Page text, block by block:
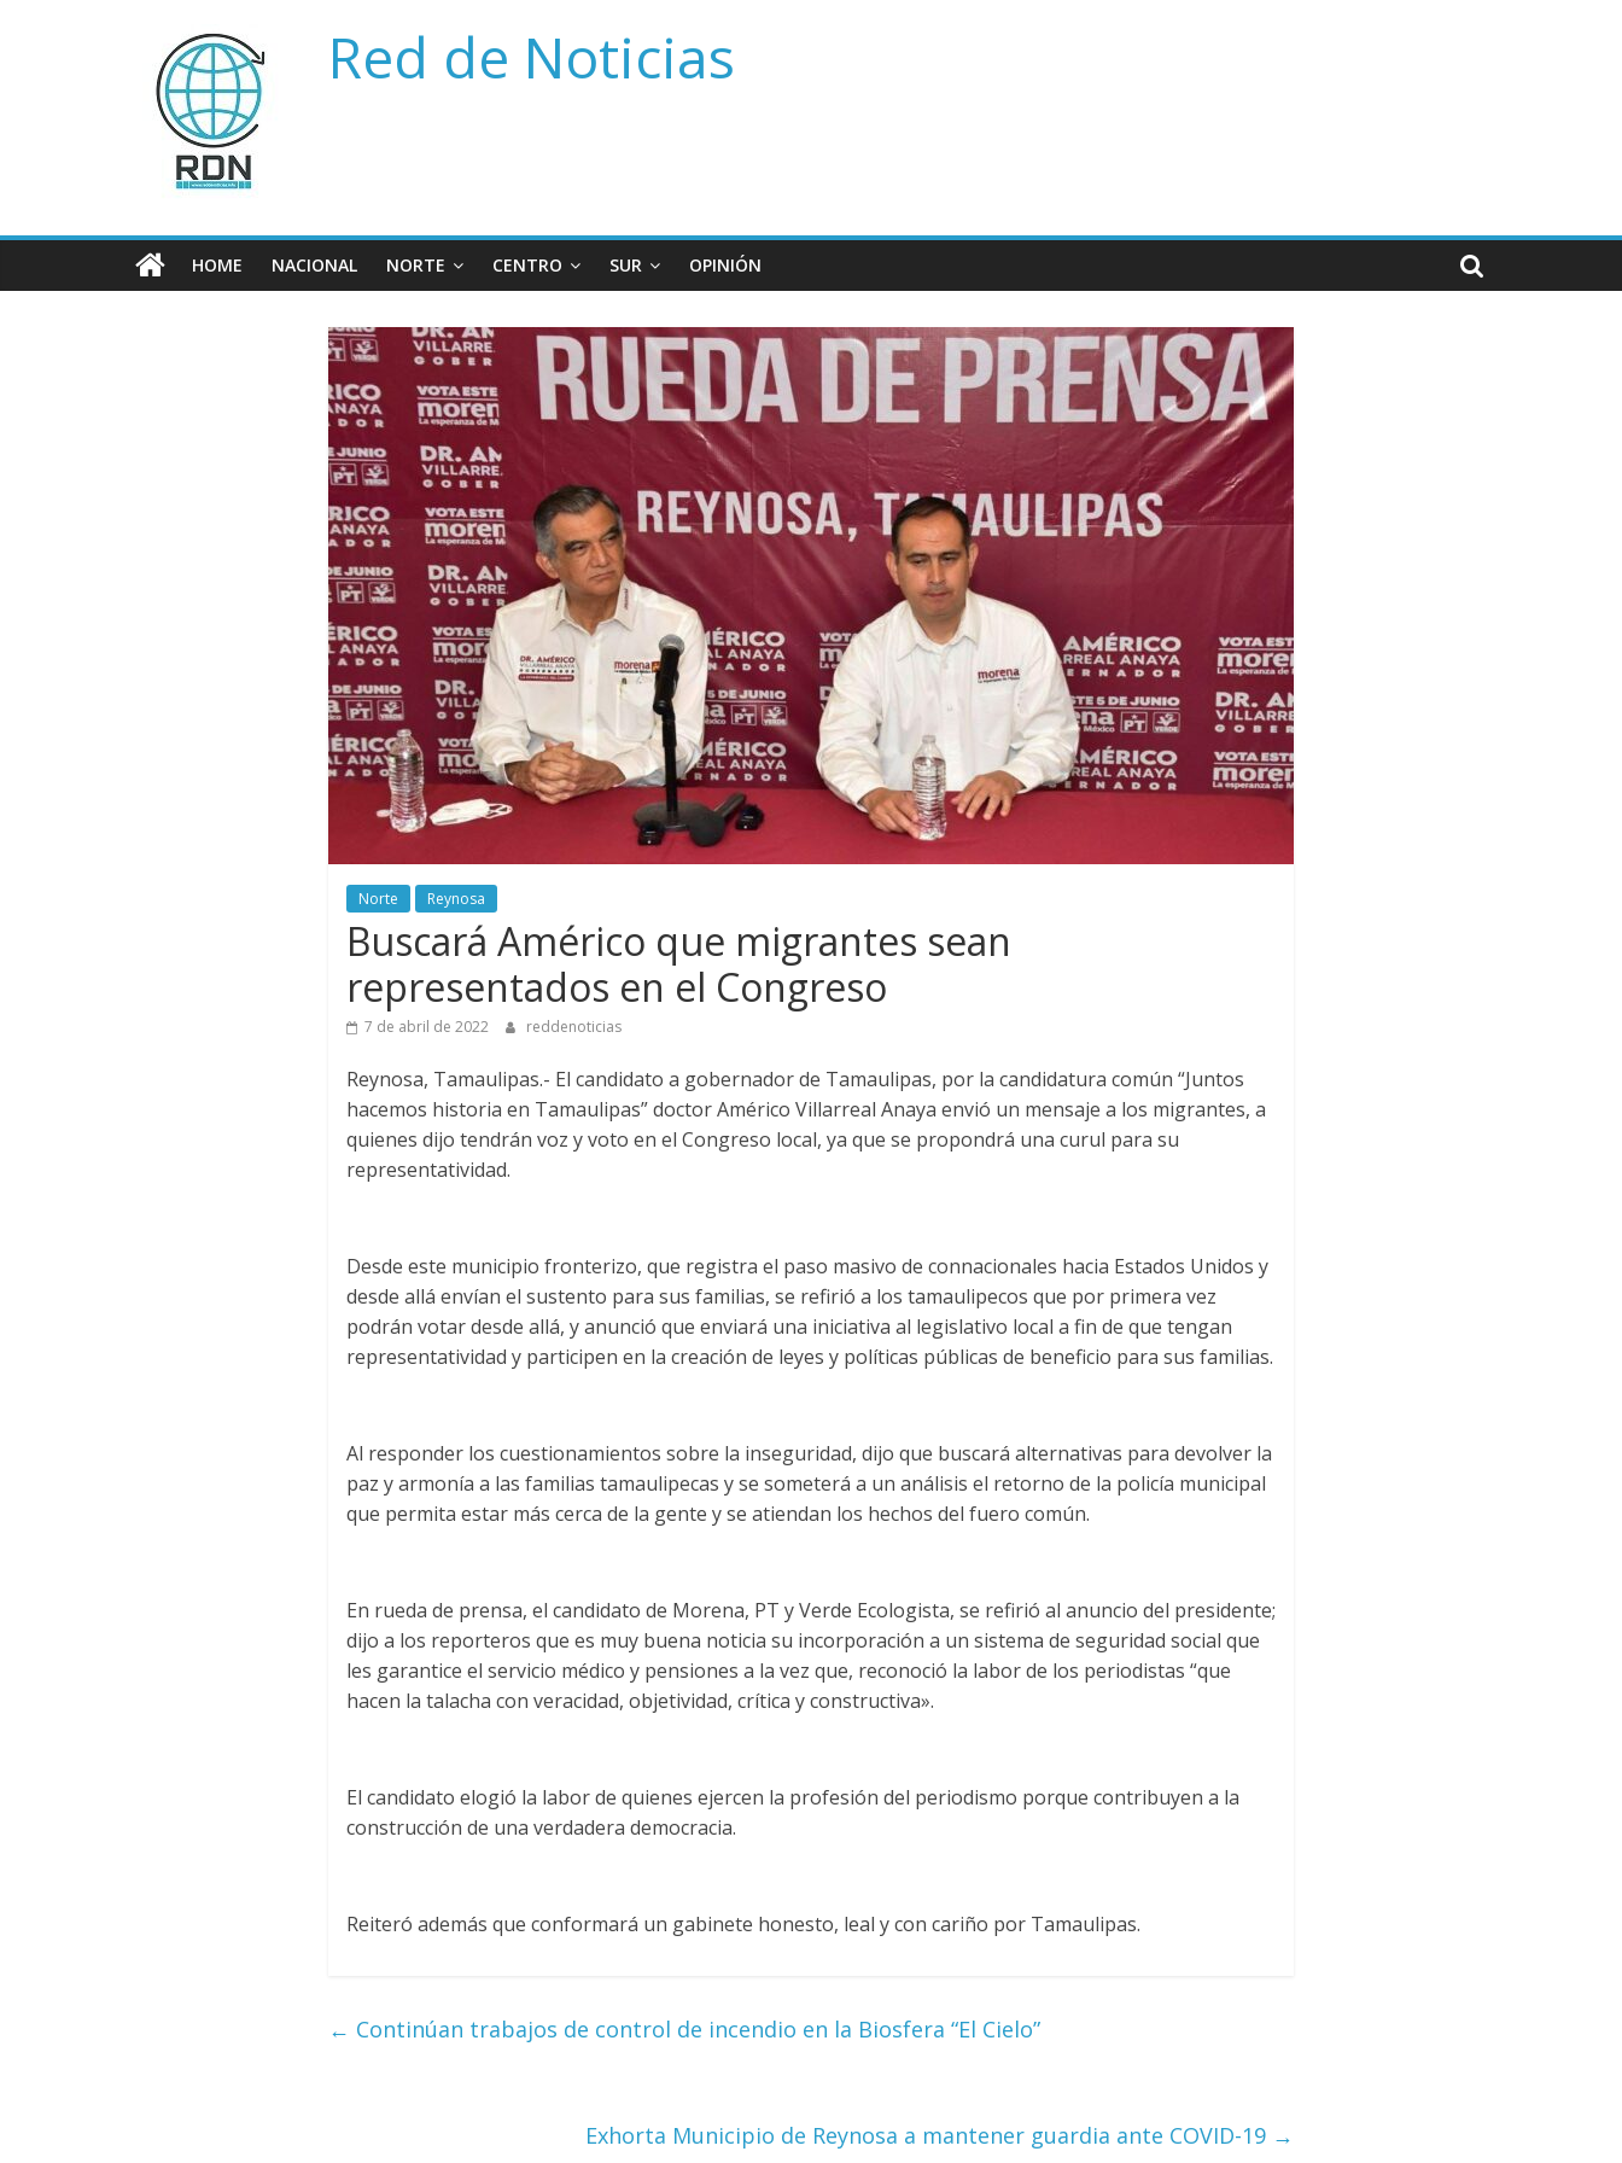
Red de Noticias
HOME NACIONAL NORTE CENTRO SUR OPINIÓN
Norte Reynosa
Buscará Américo que migrantes sean
representados en el Congreso
7 de abril de 2022 reddenoticias
Reynosa, Tamaulipas.- El candidato a gobernador de Tamaulipas, por la candidatura común “Juntos
hacemos historia en Tamaulipas” doctor Américo Villarreal Anaya envió un mensaje a los migrantes, a
quienes dijo tendrán voz y voto en el Congreso local, ya que se propondrá una curul para su
representatividad.
Desde este municipio fronterizo, que registra el paso masivo de connacionales hacia Estados Unidos y
desde allá envían el sustento para sus familias, se refirió a los tamaulipecos que por primera vez
podrán votar desde allá, y anunció que enviará una iniciativa al legislativo local a fin de que tengan
representatividad y participen en la creación de leyes y políticas públicas de beneficio para sus familias.
Al responder los cuestionamientos sobre la inseguridad, dijo que buscará alternativas para devolver la
paz y armonía a las familias tamaulipecas y se someterá a un análisis el retorno de la policía municipal
que permita estar más cerca de la gente y se atiendan los hechos del fuero común.
En rueda de prensa, el candidato de Morena, PT y Verde Ecologista, se refirió al anuncio del presidente;
dijo a los reporteros que es muy buena noticia su incorporación a un sistema de seguridad social que
les garantice el servicio médico y pensiones a la vez que, reconoció la labor de los periodistas “que
hacen la talacha con veracidad, objetividad, crítica y constructiva».
El candidato elogió la labor de quienes ejercen la profesión del periodismo porque contribuyen a la
construcción de una verdadera democracia.
Reiteró además que conformará un gabinete honesto, leal y con cariño por Tamaulipas.
← Continúan trabajos de control de incendio en la Biosfera “El Cielo”
Exhorta Municipio de Reynosa a mantener guardia ante COVID-19 →